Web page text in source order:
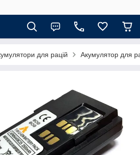
для рацій Акумулятор для